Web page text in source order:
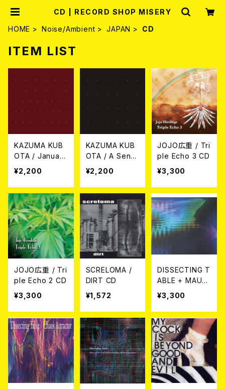
CD | RECORD SHOP MISERY
HOME
Noise/Ambient JAPAN CD
ITEM LIST
KAZUMA KUB
OTA / January
Thirty + Unea
siness CD
¥2,200
KAZUMA KUB
OTA / A Sens
e of Loss CD
¥2,200
JOJO広重 / Tri
ple Echo 3 CD
¥3,300
JOJO広重 / Tri
ple Echo 2 CD
¥3,300
SCRELOMA /
DIRT CD
¥1,572
DISSECTING T
ABLE + MAURI
ZIO BIANCHI
(M.B.) / NEUR
OTIC THRILLS
CD
¥3,300